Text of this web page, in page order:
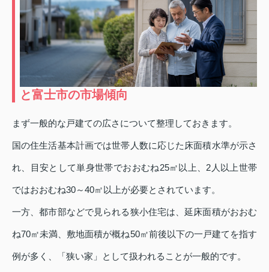
と富士市の市場傾向
まず一般的な戸建ての広さについて整理しておきます。
国の住生活基本計画では世帯人数に応じた床面積水準が示さ
れ、目安として単身世帯でおおむね25㎡以上、2人以上世帯
ではおおむね30～40㎡以上が必要とされています。
一方、都市部などで見られる狭小住宅は、延床面積がおおむ
ね70㎡未満、敷地面積が概ね50㎡前後以下の一戸建てを指す
例が多く、「狭い家」として扱われることが一般的です。